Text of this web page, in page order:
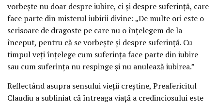
vorbește nu doar despre iubire, ci și despre suferință, care
face parte din misterul iubirii divine: „De multe ori este o
scrisoare de dragoste pe care nu o înțelegem de la
început, pentru că se vorbește și despre suferință. Cu
timpul veți înțelege cum suferința face parte din iubire
sau cum suferința nu respinge și nu anulează iubirea.”
Reflectând asupra sensului vieții creștine, Preafericitul
Claudiu a subliniat că întreaga viață a credinciosului este